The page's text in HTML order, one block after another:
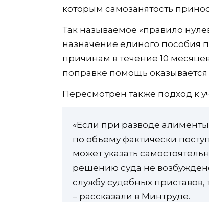
которым самозанятость
Так называемое «правило
назначение единого пособия
причинам в течение 10
поправке помощь
Пересмотрен также подход к
«Если при разводе алименты
по объему фактически
может указать
решению суда не
службу судебных
– рассказали в Минтруде.